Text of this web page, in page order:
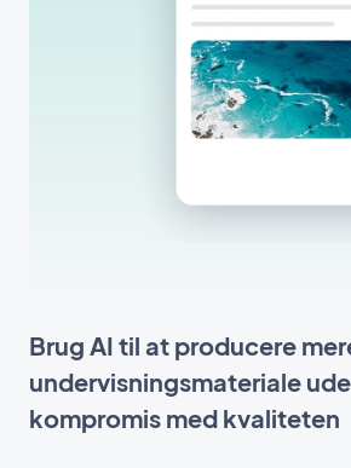
Brug AI til at producere
undervisningsmateriale
kompromis med kvaliteten